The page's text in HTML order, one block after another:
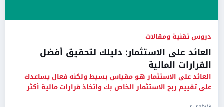
دروس تقنية ومقالات
العائد على الاستثمار: دليلك لتحقيق أفضل
القرارات المالية
العائد على الاستثمار هو مقياس بسيط ولكنه فعال يساعدك
على تقييم ربح الاستثمار الخاص بك واتخاذ قرارات مالية أكثر